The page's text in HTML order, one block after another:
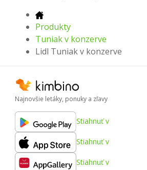
Produkty
Tuniak v konzerve
Lidl Tuniak v konzerve
Najnovšie letáky, ponuky a zľavy
Stiahnuť v
Stiahnuť v
Stiahnuť v